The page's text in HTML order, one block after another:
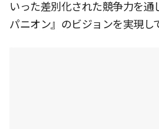
いった差別化された競争力を通
パニオン』のビジョンを実現し